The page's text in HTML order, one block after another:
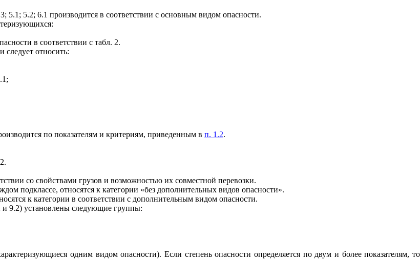
5.1; 5.2; 6.1 производится в соответствии с основным видом опасности.
в соответствии с табл. 2.
следует относить:
по показателям и критериям, приведенным в п. 1.2.
со свойствами грузов и возможностью их совместной перевозки.
подклассе, относятся к категории «без дополнительных видов опасности».
к категории в соответствии с дополнительным видом опасности.
и 9.2) установлены следующие группы:
одним видом опасности). Если степень опасности определяется по двум и более показателям, то